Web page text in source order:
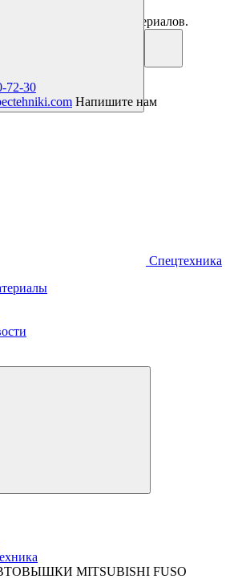
Продажа нерудных материалов.
72-30
Напишите нам
Спецтехника
MITSUBISHI FUSO